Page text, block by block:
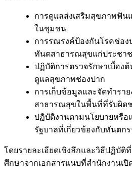
การดูแลส่งเสริมสุขภาพฟั
ในชุมชน
การรณรงค์ป้องกันโรคช่อง
ทันตสาธารณสุขแก่ประชา
ปฏิบัติการตรวจรักษาเบื้อง
ดูแลสุขภาพช่องปาก
การเก็บข้อมูลและจัดทำรา
สาธารณสุขในพื้นที่ที่รับผิด
ปฏิบัติงานตามนโยบายหรื
รัฐบาลที่เกี่ยวข้องกับทันตกร
โดยรายละเอียดเชิงลึกและวิธีปฏิบัติ
ศึกษาจากเอกสารแนบที่สำนักงานเปิ